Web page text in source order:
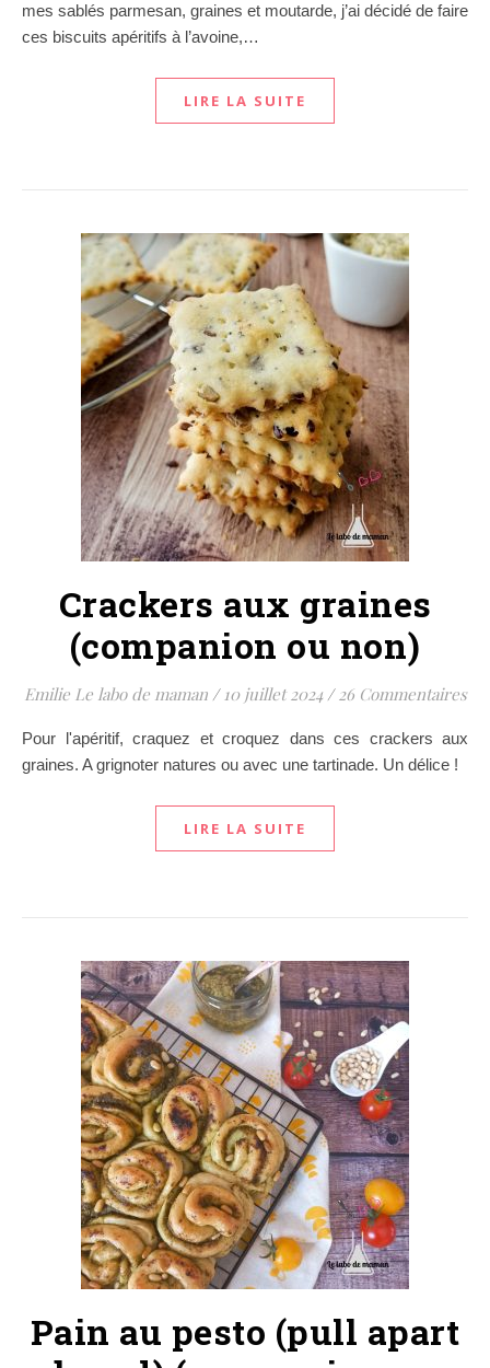
mes sablés parmesan, graines et moutarde, j’ai décidé de faire
ces biscuits apéritifs à l’avoine,…
LIRE LA SUITE
Crackers aux graines
(companion ou non)
Emilie Le labo de maman / 10 juillet 2024 / 26 Commentaires
Pour l'apéritif, craquez et croquez dans ces crackers aux
graines. A grignoter natures ou avec une tartinade. Un délice !
LIRE LA SUITE
Pain au pesto (pull apart